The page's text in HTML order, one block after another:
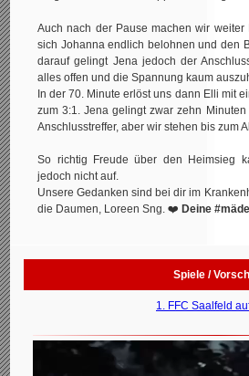
Auch nach der Pause machen wir
sich Johanna endlich belohnen und den
darauf gelingt Jena jedoch der
alles offen und die Spannung kaum
In der 70. Minute erlöst uns dann Elli mit
zum 3:1. Jena gelingt zwar zehn
Anschlusstreffer, aber wir stehen bis zum
So richtig Freude über den Heimsieg
jedoch nicht auf.
Unsere Gedanken sind bei dir im
die Daumen, Loreen Sng. ❤️Deine
Spiele /
1. FFC Saalfeld